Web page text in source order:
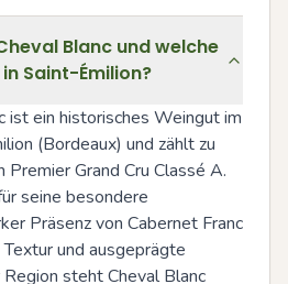
Blanc und welche
Saint-Émilion?
ist ein historisches Weingut im
(Bordeaux) und zählt zu
Grand Cru Classé A.
seine besondere
Präsenz von Cabernet Franc
und ausgeprägte
steht Cheval Blanc